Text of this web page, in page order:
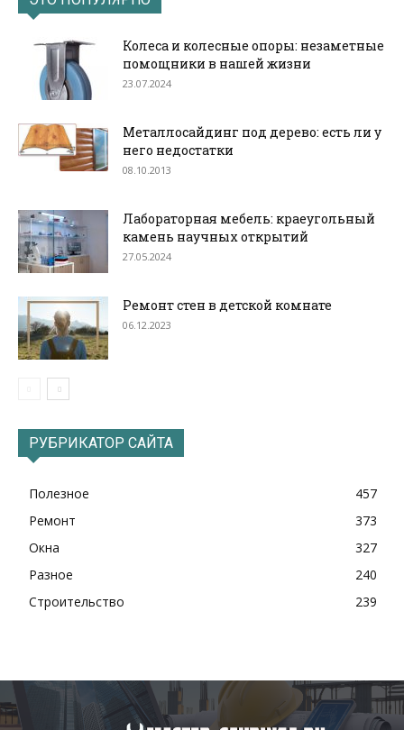
Колеса и колесные опоры: незаметные
помощники в нашей жизни
23.07.2024
Металлосайдинг под дерево: есть ли у
него недостатки
08.10.2013
Лабораторная мебель: краеугольный
камень научных открытий
27.05.2024
Ремонт стен в детской комнате
06.12.2023
РУБРИКАТОР САЙТА
Полезное
457
Ремонт
373
Окна
327
Разное
240
Строительство
239